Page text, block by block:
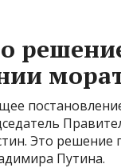
Это решение
Путина.